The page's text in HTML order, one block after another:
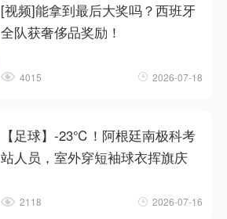
[视频]能拿到最后大奖吗？西班牙
全队获奢侈品奖励！
4015 2026-07-18
【足球】-23℃！阿根廷南极科考
站人员，室外穿短袖球衣挥旗庆
2118 2026-07-16